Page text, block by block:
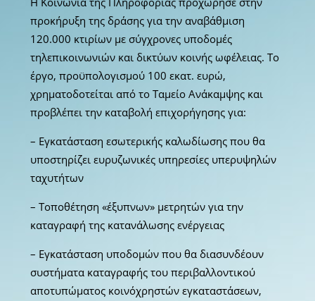
προκήρυξη της δράσης για την αναβάθμιση
120.000 κτιρίων με σύγχρονες υποδομές
τηλεπικοινωνιών και δικτύων κοινής ωφέλειας. Το
έργο, προϋπολογισμού 100 εκατ. ευρώ,
χρηματοδοτείται από το Ταμείο Ανάκαμψης και
προβλέπει την καταβολή επιχορήγησης για:
– Εγκατάσταση εσωτερικής καλωδίωσης που θα
υποστηρίζει ευρυζωνικές υπηρεσίες υπερυψηλών
ταχυτήτων
– Τοποθέτηση «έξυπνων» μετρητών για την
καταγραφή της κατανάλωσης ενέργειας
– Εγκατάσταση υποδομών που θα διασυνδέουν
συστήματα καταγραφής του περιβαλλοντικού
αποτυπώματος κοινόχρηστών εγκαταστάσεων,